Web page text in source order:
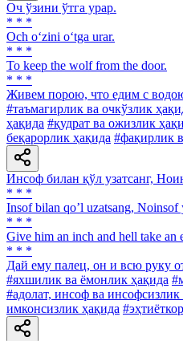
Оч ўзини ўтга урар.
* * *
Och o‘zini o‘tga urar.
* * *
To keep the wolf from the door.
* * *
Живем порою, что едим с
#таъмагирлик ва очкўзлик
ҳақида #қудрат ва ожизлик
беқарорлик ҳақида #фақирлик
Инсоф билан қўл узатсанг,
* * *
Insof bilan qoʼl uzatsang, Noinsof
* * *
Give him an inch and hell take an
* * *
Дай ему палец, он и всю руку
#яхшилик ва ёмонлик ҳақида
#адолат, инсоф ва инсофсизлик
имконсизлик ҳақида